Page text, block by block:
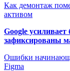
Как демонтаж
активом
Google
зафиксированы
Ошибки
Figma